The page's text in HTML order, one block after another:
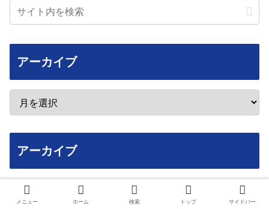
アーカイブ
アーカイブ
2026年8月
月 木 日
メニュー ホーム 検索 トップ サイドバー